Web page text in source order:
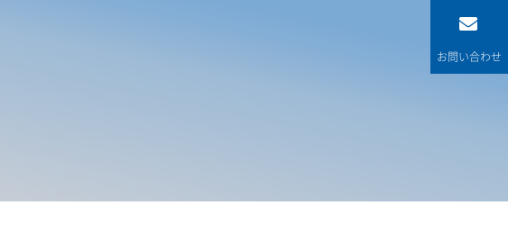
お問い合わせ